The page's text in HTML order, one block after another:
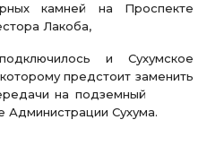
камней на Проспекте
Лакоба,
и Сухумское
предстоит заменить
на подземный
Администрации Сухума.